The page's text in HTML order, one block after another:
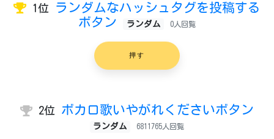
1位
ランダムなハッシュタグを投稿する
ボタン
ランダム 0人回覧
押す
2位 ボカロ歌いやがれくださいボタン
ランダム 6811765人回覧